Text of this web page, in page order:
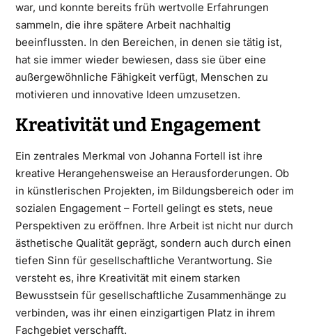
war, und konnte bereits früh wertvolle Erfahrungen
sammeln, die ihre spätere Arbeit nachhaltig
beeinflussten. In den Bereichen, in denen sie tätig ist,
hat sie immer wieder bewiesen, dass sie über eine
außergewöhnliche Fähigkeit verfügt, Menschen zu
motivieren und innovative Ideen umzusetzen.
Kreativität und Engagement
Ein zentrales Merkmal von Johanna Fortell ist ihre
kreative Herangehensweise an Herausforderungen. Ob
in künstlerischen Projekten, im Bildungsbereich oder im
sozialen Engagement – Fortell gelingt es stets, neue
Perspektiven zu eröffnen. Ihre Arbeit ist nicht nur durch
ästhetische Qualität geprägt, sondern auch durch einen
tiefen Sinn für gesellschaftliche Verantwortung. Sie
versteht es, ihre Kreativität mit einem starken
Bewusstsein für gesellschaftliche Zusammenhänge zu
verbinden, was ihr einen einzigartigen Platz in ihrem
Fachgebiet verschafft.